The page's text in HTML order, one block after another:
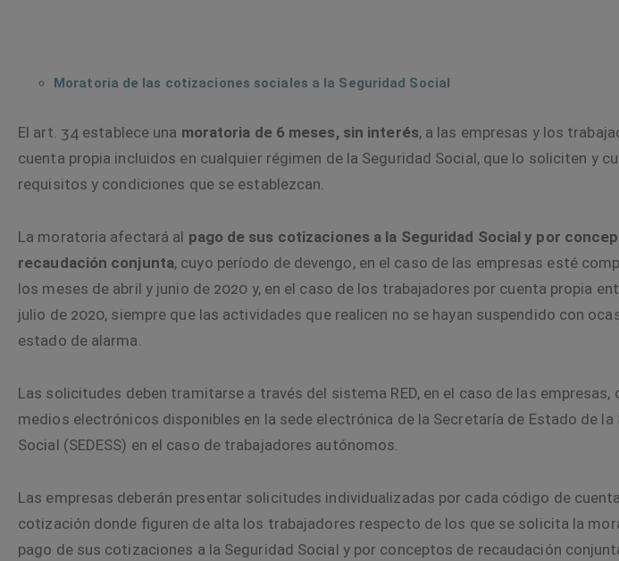
Moratoria de las cotizaciones sociales a la Seguridad Social
El art. 34 establece una moratoria de 6 meses, sin interés, a las empresas y los
cuenta propia incluidos en cualquier régimen de la Seguridad Social, que lo soliciten y
requisitos y condiciones que se establezcan.
La moratoria afectará al pago de sus cotizaciones a la Seguridad Social y por
recaudación conjunta, cuyo período de devengo, en el caso de las empresas esté
los meses de abril y junio de 2020 y, en el caso de los trabajadores por cuenta propia
julio de 2020, siempre que las actividades que realicen no se hayan suspendido con
estado de alarma.
Las solicitudes deben tramitarse a través del sistema RED, en el caso de las empresas,
medios electrónicos disponibles en la sede electrónica de la Secretaría de Estado de la
Social (SEDESS) en el caso de trabajadores autónomos.
Las empresas deberán presentar solicitudes individualizadas por cada código de
cotización donde figuren de alta los trabajadores respecto de los que se solicita la
pago de sus cotizaciones a la Seguridad Social y por conceptos de recaudación